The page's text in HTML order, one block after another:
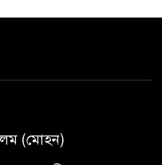
(মোহন)